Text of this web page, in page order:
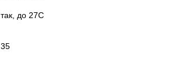
так, до 27С
35